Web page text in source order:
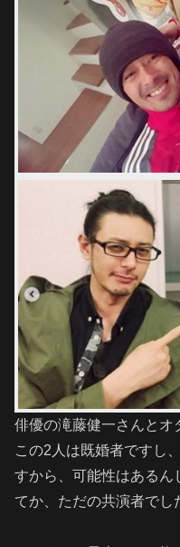
俳優の滝藤健一さんとオ
この2人は既婚者ですし
すから、可能性はあるん
てか、ただの共演者でし